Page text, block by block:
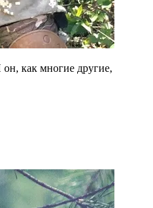
как многие другие,